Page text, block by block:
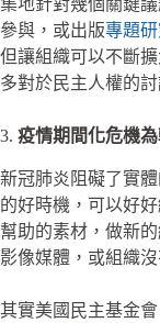
集地針對幾個關鍵
參與，或出版專題
但讓組織可以不斷
多對於民主人權的討
3. 疫情期間化危機
新冠肺炎阻礙了實
的好時機，可以好
幫助的素材，做新
影像媒體，或組織
其實美國民主基金